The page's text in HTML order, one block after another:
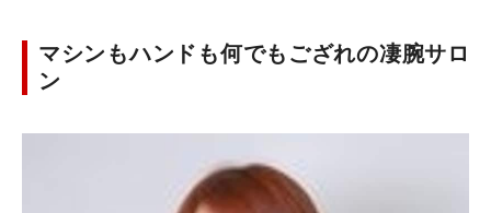
マシンもハンドも何でもござれの凄腕サロ
ン